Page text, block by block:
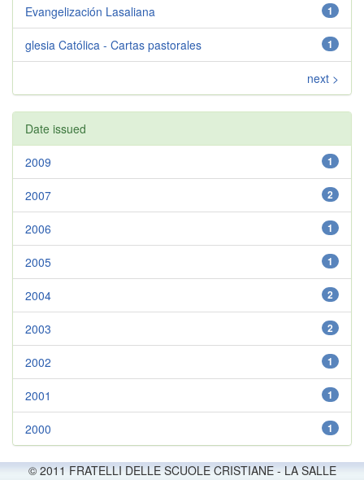
1
Evangelización Lasaliana
1
glesia Católica - Cartas pastorales
next >
Date issued
1
2009
2
2007
1
2006
1
2005
2
2004
2
2003
1
2002
1
2001
1
2000
© 2011 FRATELLI DELLE SCUOLE CRISTIANE - LA SALLE